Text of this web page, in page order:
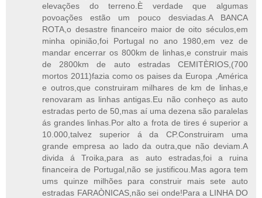
elevações do terreno.È verdade que algumas
povoações estão um pouco desviadas.A BANCA
ROTA,o desastre financeiro maior de oito séculos,em
minha opinião,foi Portugal no ano 1980,em vez de
mandar encerrar os 800km de linhas,e construir mais
de 2800km de auto estradas CEMITÈRIOS,(700
mortos 2011)fazia como os paises da Europa ,América
e outros,que construiram milhares de km de linhas,e
renovaram as linhas antigas.Eu não conheço as auto
estradas perto de 50,mas aí uma dezena são paralelas
ás grandes linhas.Por alto a frota de tires é superior a
10.000,talvez superior á da CP.Construiram uma
grande empresa ao lado da outra,que não deviam.A
divida á Troika,para as auto estradas,foi a ruina
financeira de Portugal,não se justificou.Mas agora tem
ums quinze milhões para construir mais sete auto
estradas FARAÒNICAS,não sei onde!Para a LINHA DO